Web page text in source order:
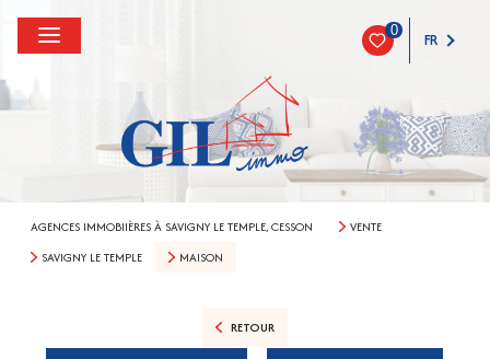
0 FR
AGENCES IMMOBIIÈRES À SAVIGNY LE TEMPLE, CESSON
VENTE
SAVIGNY LE TEMPLE
MAISON
RETOUR